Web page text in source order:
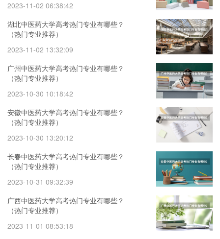
2023-11-02 06:38:42
湖北中医药大学高考热门专业有哪些？
（热门专业推荐）
2023-11-02 13:32:09
广州中医药大学高考热门专业有哪些？
（热门专业推荐）
2023-10-30 10:18:42
安徽中医药大学高考热门专业有哪些？
（热门专业推荐）
2023-10-30 13:20:12
长春中医药大学高考热门专业有哪些？
（热门专业推荐）
2023-10-31 09:32:39
广西中医药大学高考热门专业有哪些？
（热门专业推荐）
2023-11-01 08:53:18